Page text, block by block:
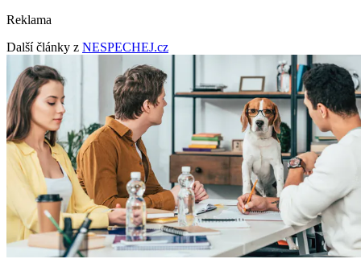
Reklama
Další články z NESPECHEJ.cz